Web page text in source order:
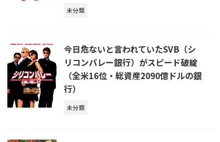
未分類
今日危ないと言われていたSVB（シ
リコンバレー銀行）がスピード破綻
（全米16位・総資産2090億ドルの銀
行）
未分類